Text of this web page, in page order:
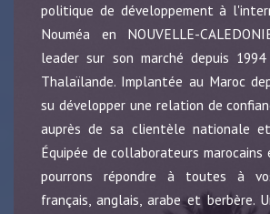
politique de développement à
Nouméa en NOUVELLE-
leader sur son marché depuis
Thalaïlande. Implantée au Maroc
su développer une relation de
auprès de sa clientèle nationale
Équipée de collaborateurs marocains
pourrons répondre à toutes à
français, anglais, arabe et berbère.